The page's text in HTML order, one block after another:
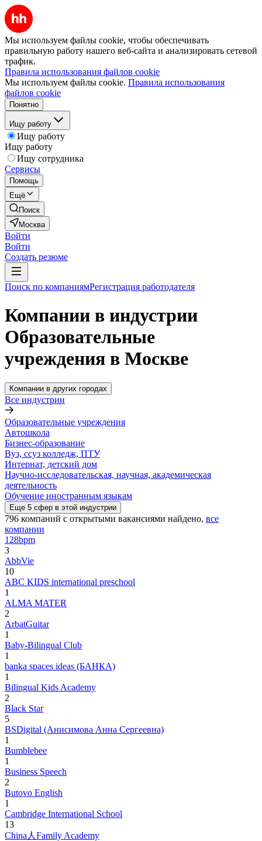
Мы используем файлы cookie, чтобы обеспечивать
правильную работу нашего веб-сайта и анализировать сетевой
трафик.
Правила использования файлов cookie
Мы используем файлы cookie. Правила использования
файлов cookie
Понятно
Ищу работу
Ищу работу
Ищу работу
Ищу сотрудника
Сервисы
Помощь
Ещё
Поиск
Москва
Войти
Войти
Создать резюме
Поиск по компаниямРегистрация работодателя
Компании в индустрии
Образовательные
учреждения в Москве
Компании в других городах
Все индустрии
Образовательные учреждения
Автошкола
Бизнес-образование
Вуз, ссуз колледж, ПТУ
Интернат, детский дом
Научно-исследовательская, научная, академическая
деятельность
Обучение иностранным языкам
Еще 5 сфер в этой индустрии
796 компаний с открытыми вакансиями найдено, все
компании
128bpm
3
AbbVie
10
ABC KIDS international preschool
1
ALMA MATER
2
ArbatGuitar
1
Baby-Bilingual Club
1
banka spaces ideas (БАНКА)
1
Bilingual Kids Academy
2
Black Star
5
BSDigital (Анисимова Анна Сергеевна)
1
Bumblebee
1
Business Speech
2
Butovo English
1
Cambridge International School
13
China人Family Academy